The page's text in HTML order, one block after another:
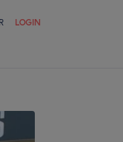
LOGIN